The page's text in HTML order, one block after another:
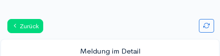
Zurück
Meldung im Detail